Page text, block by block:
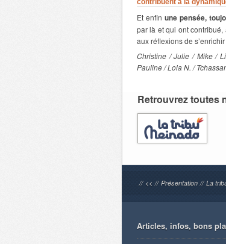
contribuent à la
Et enfin une pensée,
par là et qui ont contribué,
aux réflexions de s’enrichir
Christine / Julie / Mike /
Pauline / Lola N. /
Retrouvrez toutes
// << // Présentation // La
Articles, infos, bons